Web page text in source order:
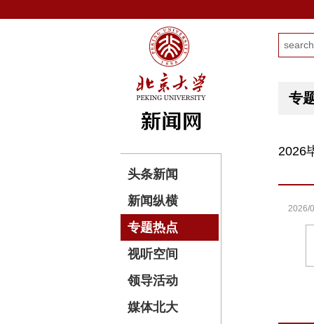
头条新闻
新闻纵横
专题热点
视听空间
领导活动
媒体北大
专
2026
2026/